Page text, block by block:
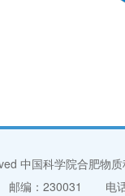
中国科学院合肥物
邮编：230031 电